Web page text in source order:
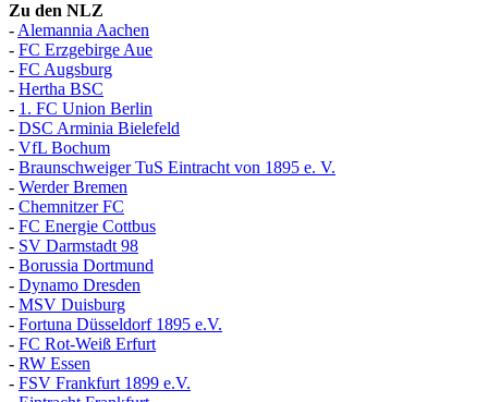
Zu den NLZ
- Alemannia Aachen
- FC Erzgebirge Aue
- FC Augsburg
- Hertha BSC
- 1. FC Union Berlin
- DSC Arminia Bielefeld
- VfL Bochum
- Braunschweiger TuS Eintracht von 1895 e. V.
- Werder Bremen
- Chemnitzer FC
- FC Energie Cottbus
- SV Darmstadt 98
- Borussia Dortmund
- Dynamo Dresden
- MSV Duisburg
- Fortuna Düsseldorf 1895 e.V.
- FC Rot-Weiß Erfurt
- RW Essen
- FSV Frankfurt 1899 e.V.